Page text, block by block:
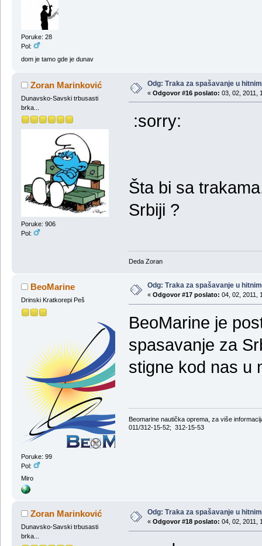
Poruke: 28
Pol:
dom je tamo gde je dunav
Zoran Marinković
Dunavsko-Savski trbusasti
brka...
Poruke: 906
Pol:
Odg: Тraka za spašavanje u
« Odgovor #16 poslato: 03, 02, 2011,
:sorry:
Šta bi sa
Srbiji ?
Deda Zoran
BeoMarine
Drinski Kratkorepi Peš
Poruke: 99
Pol:
Miro
Odg: Тraka za spašavanje u
« Odgovor #17 poslato: 04, 02, 2011,
BeoMarine je
spasavanje za
stigne kod nas u
Beomarine nautička oprema, za više
011/312-15-52; 312-15-53
Zoran Marinković
Dunavsko-Savski trbusasti
brka...
Odg: Тraka za spašavanje u
« Odgovor #18 poslato: 04, 02, 2011,